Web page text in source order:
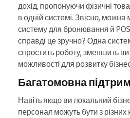
дохід, пропонуючи фізичні
в одній системі. Звісно,
систему для бронювання й
справді це зручно? Одна
спростить роботу, зменшить
можливості для розвитку
Багатомовна
Навіть якщо ви локальний
персонал можуть бути з